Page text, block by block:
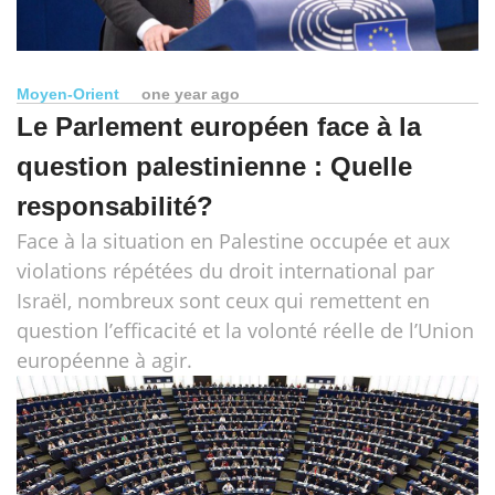
Moyen-Orient one year ago
Le Parlement européen face à la
question palestinienne : Quelle
responsabilité?
Face à la situation en Palestine occupée et aux
violations répétées du droit international par
Israël, nombreux sont ceux qui remettent en
question l’efficacité et la volonté réelle de l’Union
européenne à agir.